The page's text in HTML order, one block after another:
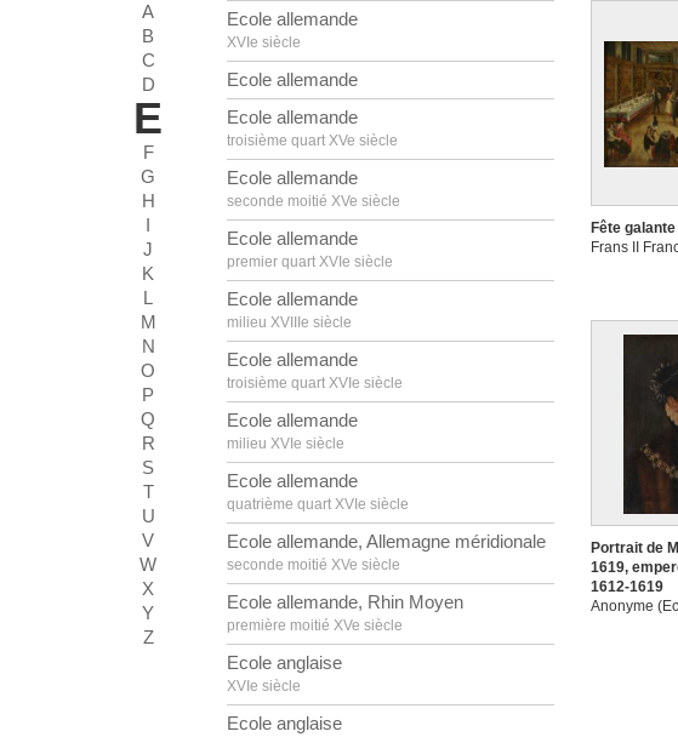
A
B
C
D
E
F
G
H
I
J
K
L
M
N
O
P
Q
R
S
T
U
V
W
X
Y
Z
Ecole allemande
XVIe siècle
Ecole allemande
Ecole allemande
troisième quart XVe siècle
Ecole allemande
seconde moitié XVe siècle
Ecole allemande
premier quart XVIe siècle
Ecole allemande
milieu XVIIIe siècle
Ecole allemande
troisième quart XVIe siècle
Ecole allemande
milieu XVIe siècle
Ecole allemande
quatrième quart XVIe siècle
Ecole allemande, Allemagne méridionale
seconde moitié XVe siècle
Ecole allemande, Rhin Moyen
première moitié XVe siècle
Ecole anglaise
XVIe siècle
Ecole anglaise
Fête galante
Frans II
Portrait de
1619,
1612-1619
Anonyme